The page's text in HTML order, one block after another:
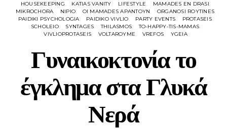
HOUSEKEEPING
KATIAS VANITY LIFESTYLE
MAMADES EN DRASI
MIKROCHORA
NIPIO OI MAMADES APANTOYN
ORGANOSI ROYTINES
PAIDIKI PSYCHOLOGIA
PAIDIKO VIVLIO PARTY EVENTS
PROTASEIS
SCHOLEIO
SYNTAGES THILASMOS
TO-HAPPY-TIS-MAMAS
VIVLIOPROTASEIS
VOLTAROYME VREFOS YGEIA
Γυναικοκτονία το
έγκλημα στα Γλυκά
Νερά